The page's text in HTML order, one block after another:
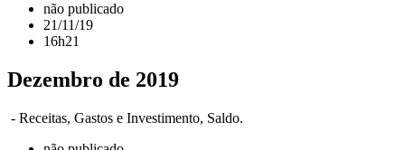
não publicado
21/11/19
16h21
Dezembro de 2019
- Receitas, Gastos e Investimento, Saldo.